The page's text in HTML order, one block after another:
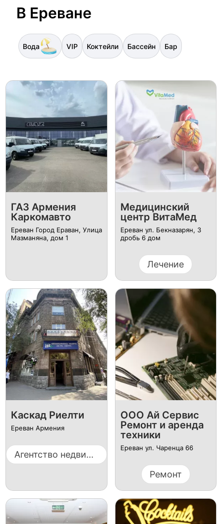
В Ереване
Вода VIP Коктейли Бассейн Бар
ГАЗ Армения
Каркомавто
Ереван Город Ераван, Улица
Мазманяна, дом 1
Медицинский
центр ВитаМед
Ереван ул. Бекназарян, 3
дробь 6 дом
Лечение
Каскад Риелти
Ереван Армения
Агентство недвижимости
ООО Ай Сервис
Ремонт и аренда
техники
Ереван ул. Чаренца 66
Ремонт